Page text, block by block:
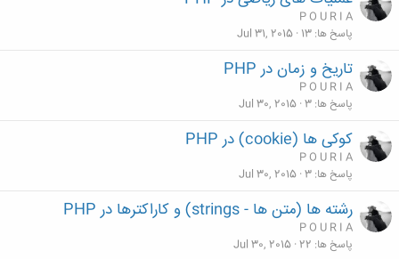
P O U R I A
پاسخ ها 13
Jul 31, 2015
تاریخ و زمان در PHP
P O U R I A
پاسخ ها 3
Jul 30, 2015
کوکی ها (cookie) در PHP
P O U R I A
پاسخ ها 3
Jul 30, 2015
رشته ها (متن ها - strings) و کاراکترها در PHP
P O U R I A
پاسخ ها 22
Jul 30, 2015